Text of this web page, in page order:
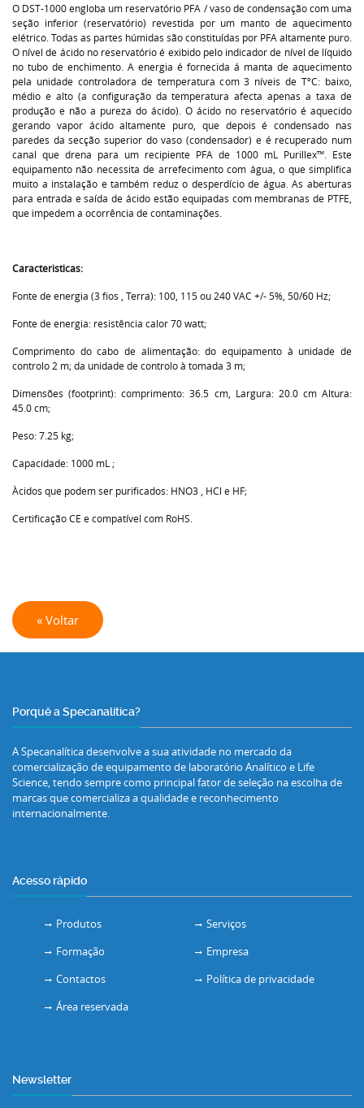
O DST-1000 engloba um reservatório PFA / vaso de condensação com uma
seção inferior (reservatório) revestida por um manto de aquecimento
elétrico. Todas as partes húmidas são constituídas por PFA altamente puro.
O nível de ácido no reservatório é exibido pelo indicador de nível de líquido
no tubo de enchimento. A energia é fornecida á manta de aquecimento
pela unidade controladora de temperatura com 3 níveis de TºC: baixo,
médio e alto (a configuração da temperatura afecta apenas a taxa de
produção e não a pureza do ácido). O ácido no reservatório é aquecido
gerando vapor ácido altamente puro, que depois é condensado nas
paredes da secção superior do vaso (condensador) e é recuperado num
canal que drena para um recipiente PFA de 1000 mL Purillex™. Este
equipamento não necessita de arrefecimento com água, o que simplifica
muito a instalação e também reduz o desperdício de água. As aberturas
para entrada e saída de ácido estão equipadas com membranas de PTFE,
que impedem a ocorrência de contaminações.
Caracteristicas:
Fonte de energia (3 fios , Terra): 100, 115 ou 240 VAC +/- 5%, 50/60 Hz;
Fonte de energia: resistência calor 70 watt;
Comprimento do cabo de alimentação: do equipamento à unidade de
controlo 2 m; da unidade de controlo à tomada 3 m;
Dimensões (footprint): comprimento: 36.5 cm, Largura: 20.0 cm Altura:
45.0 cm;
Peso: 7.25 kg;
Capacidade: 1000 mL ;
Àcidos que podem ser purificados: HNO3 , HCl e HF;
Certificação CE e compatível com RoHS.
« Voltar
Porquê a Specanalítica?
A Specanalítica desenvolve a sua atividade no mercado da
comercialização de equipamento de laboratório Analítico e Life
Science, tendo sempre como principal fator de seleção na escolha de
marcas que comercializa a qualidade e reconhecimento
internacionalmente.
Acesso rápido
Produtos
Serviços
Formação
Empresa
Contactos
Política de privacidade
Área reservada
Newsletter